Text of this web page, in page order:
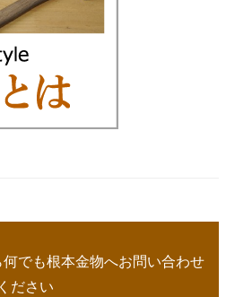
でも根本金物へお問い合わせ
ください